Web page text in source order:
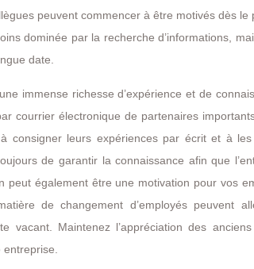
peuvent commencer à être motivés dès le
dominée par la recherche d’informations,
date.
immense richesse d’expérience et de
courrier électronique de partenaires
consigner leurs expériences par écrit et à
de garantir la connaissance afin que
peut également être une motivation pour vos
de changement d’employés peuvent
vacant. Maintenez l’appréciation des